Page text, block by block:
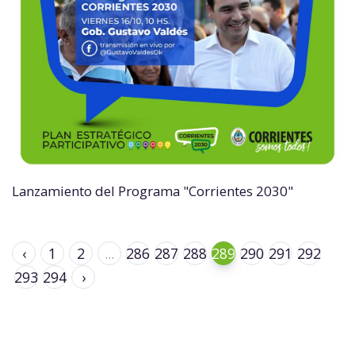
Lanzamiento del Programa "Corrientes 2030"
‹ 1 2 ... 286 287 288 289 290 291 292
293 294 ›